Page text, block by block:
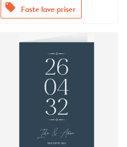
offers Faste lave priser